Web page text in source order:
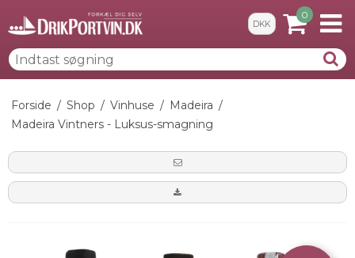
DKK
0
Forside / Shop / Vinhuse / Madeira /
Madeira Vintners - Luksus-smagning